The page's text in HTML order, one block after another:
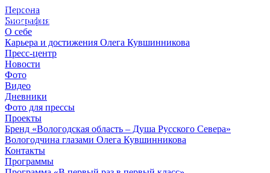
Персона
Биография
О себе
Карьера и достижения Олега Кувшинникова
Пресс-центр
Новости
Фото
Видео
Дневники
Фото для прессы
Проекты
Бренд «Вологодская область – Душа Русского Севера»
Вологодчина глазами Олега Кувшинникова
Контакты
Программы
© 2012 - 2023,
КУВШИННИКОВ О.А.